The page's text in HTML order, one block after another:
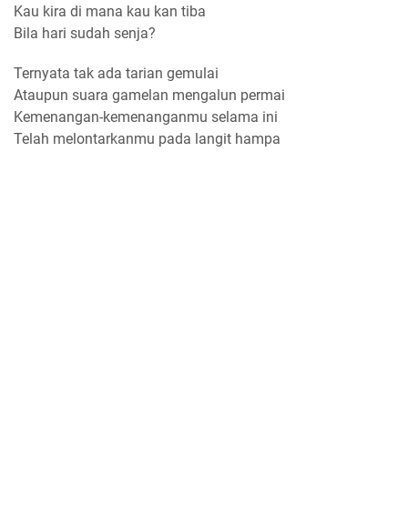
Kau kira di mana kau kan tiba
Bila hari sudah senja?
Ternyata tak ada tarian gemulai
Ataupun suara gamelan mengalun permai
Kemenangan-kemenanganmu selama ini
Telah melontarkanmu pada langit hampa